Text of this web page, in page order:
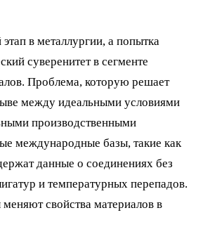
в металлургии, а попытка
суверенитет в сегменте
Проблема, которую решает
между идеальными условиями
производственными
международные базы, такие как
данные о соединениях без
и температурных перепадов.
свойства материалов в